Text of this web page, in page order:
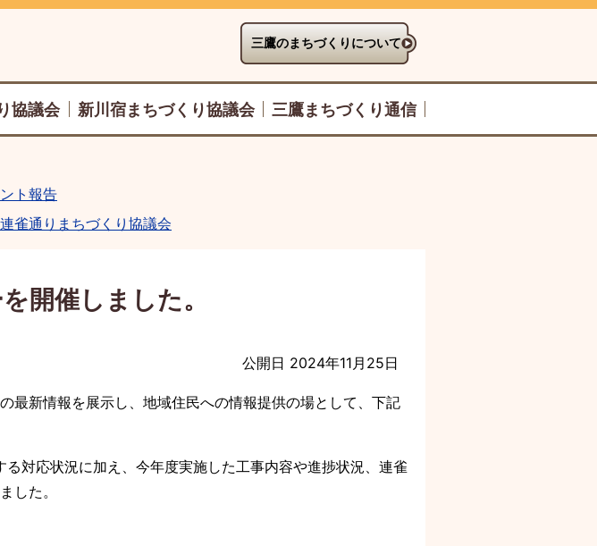
三鷹のまちづくりについて
協議会 新川宿まちづくり協議会 三鷹まちづくり通信
ト報告
連雀通りまちづくり協議会
開催しました。
公開日 2024年11月25日
最新情報を展示し、地域住民への情報提供の場として、下記
対応状況に加え、今年度実施した工事内容や進捗状況、連雀
した。